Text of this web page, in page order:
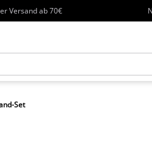
Versand ab 70€
Set